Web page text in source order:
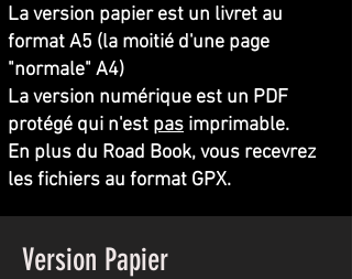
La version papier est un livret au
format A5 (la moitié d'une page
"normale" A4)
Laversion numérique est un PDF
protégé qui n'est pas imprimable.
En plus du Road Book, vous recevrez
les fichiers au format GPX.
Version Papier